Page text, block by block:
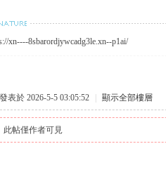
xn----8sbarordjywcadg3le.xn--p1ai/
發表於 2026-5-5 03:05:52 顯示全部樓層
此帖僅作者可見